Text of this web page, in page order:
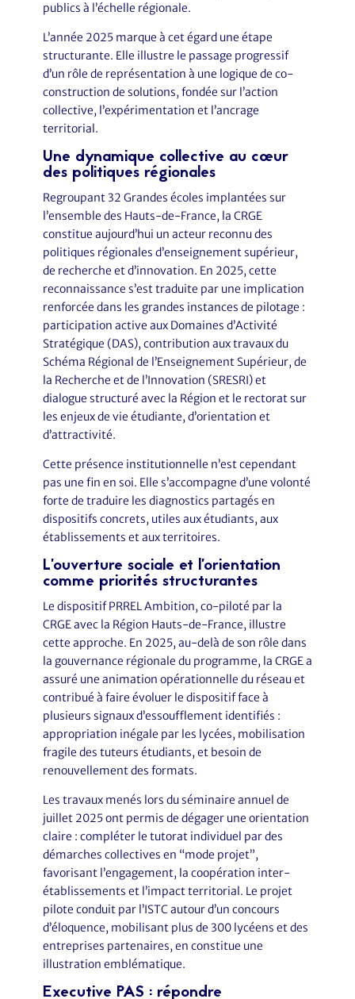
publics à l’échelle régionale.
L’année 2025 marque à cet égard une étape
structurante. Elle illustre le passage progressif
d’un rôle de représentation à une logique de co-
construction de solutions, fondée sur l’action
collective, l’expérimentation et l’ancrage
territorial.
Une dynamique collective au cœur
des politiques régionales
Regroupant 32 Grandes écoles implantées sur
l’ensemble des Hauts-de-France, la CRGE
constitue aujourd’hui un acteur reconnu des
politiques régionales d’enseignement supérieur,
de recherche et d’innovation. En 2025, cette
reconnaissance s’est traduite par une implication
renforcée dans les grandes instances de pilotage :
participation active aux Domaines d’Activité
Stratégique (DAS), contribution aux travaux du
Schéma Régional de l’Enseignement Supérieur, de
la Recherche et de l’Innovation (SRESRI) et
dialogue structuré avec la Région et le rectorat sur
les enjeux de vie étudiante, d’orientation et
d’attractivité.
Cette présence institutionnelle n’est cependant
pas une fin en soi. Elle s’accompagne d’une volonté
forte de traduire les diagnostics partagés en
dispositifs concrets, utiles aux étudiants, aux
établissements et aux territoires.
L’ouverture sociale et l’orientation
comme priorités structurantes
Le dispositif PRREL Ambition, co-piloté par la
CRGE avec la Région Hauts-de-France, illustre
cette approche. En 2025, au-delà de son rôle dans
la gouvernance régionale du programme, la CRGE a
assuré une animation opérationnelle du réseau et
contribué à faire évoluer le dispositif face à
plusieurs signaux d’essoufflement identifiés :
appropriation inégale par les lycées, mobilisation
fragile des tuteurs étudiants, et besoin de
renouvellement des formats.
Les travaux menés lors du séminaire annuel de
juillet 2025 ont permis de dégager une orientation
claire : compléter le tutorat individuel par des
démarches collectives en “mode projet”,
favorisant l’engagement, la coopération inter-
établissements et l’impact territorial. Le projet
pilote conduit par l’ISTC autour d’un concours
d’éloquence, mobilisant plus de 300 lycéens et des
entreprises partenaires, en constitue une
illustration emblématique.
Executive PAS : répondre